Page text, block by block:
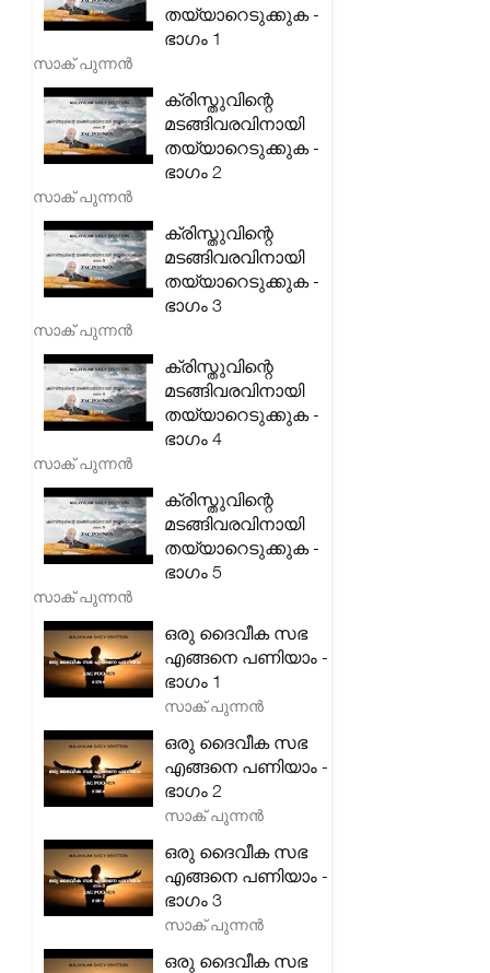
തയ്യാറെടുക്കുക -
ഭാഗം 1
സാക് പുന്നൻ
ക്രിസ്തുവിന്റെ
മടങ്ങിവരവിനായി
തയ്യാറെടുക്കുക -
ഭാഗം 2
സാക് പുന്നൻ
ക്രിസ്തുവിന്റെ
മടങ്ങിവരവിനായി
തയ്യാറെടുക്കുക -
ഭാഗം 3
സാക് പുന്നൻ
ക്രിസ്തുവിന്റെ
മടങ്ങിവരവിനായി
തയ്യാറെടുക്കുക -
ഭാഗം 4
സാക് പുന്നൻ
ക്രിസ്തുവിന്റെ
മടങ്ങിവരവിനായി
തയ്യാറെടുക്കുക -
ഭാഗം 5
സാക് പുന്നൻ
ഒരു ദൈവീക സഭ
എങ്ങനെ പണിയാം -
ഭാഗം 1
സാക് പുന്നൻ
ഒരു ദൈവീക സഭ
എങ്ങനെ പണിയാം -
ഭാഗം 2
സാക് പുന്നൻ
ഒരു ദൈവീക സഭ
എങ്ങനെ പണിയാം -
ഭാഗം 3
സാക് പുന്നൻ
ഒരു ദൈവീക സഭ